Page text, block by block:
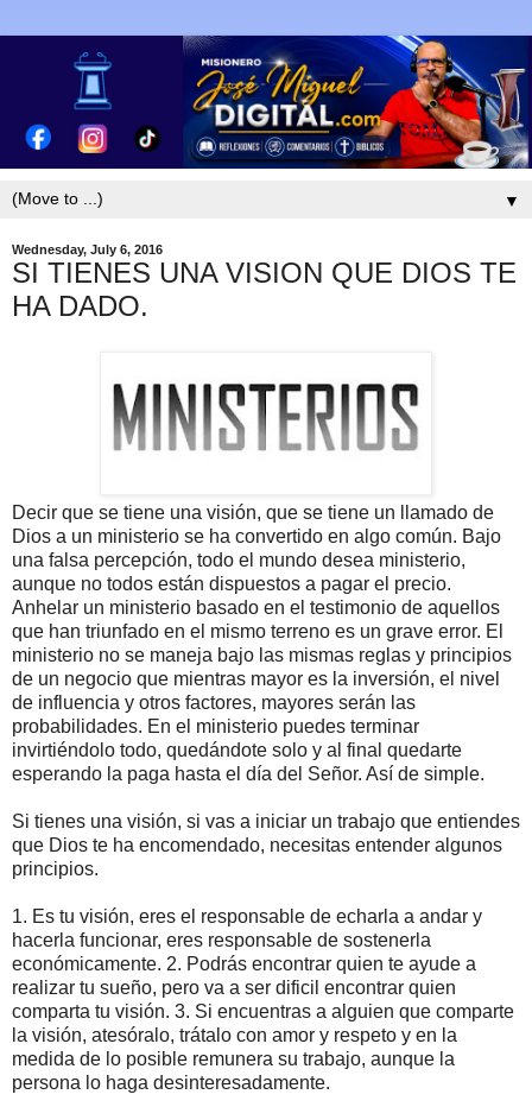
▼
Wednesday, July 6, 2016
SI TIENES UNA VISION QUE DIOS TE
HA DADO.
Decir que se tiene una visión, que se tiene un llamado de
Dios a un ministerio se ha convertido en algo común. Bajo
una falsa percepción, todo el mundo desea ministerio,
aunque no todos están dispuestos a pagar el precio.
Anhelar un ministerio basado en el testimonio de aquellos
que han triunfado en el mismo terreno es un grave error. El
ministerio no se maneja bajo las mismas reglas y principios
de un negocio que mientras mayor es la inversión, el nivel
de influencia y otros factores, mayores serán las
probabilidades. En el ministerio puedes terminar
invirtiéndolo todo, quedándote solo y al final quedarte
esperando la paga hasta el día del Señor. Así de simple.
Si tienes una visión, si vas a iniciar un trabajo que entiendes
que Dios te ha encomendado, necesitas entender algunos
principios.
1. Es tu visión, eres el responsable de echarla a andar y
hacerla funcionar, eres responsable de sostenerla
económicamente. 2. Podrás encontrar quien te ayude a
realizar tu sueño, pero va a ser dificil encontrar quien
comparta tu visión. 3. Si encuentras a alguien que comparte
la visión, atesóralo, trátalo con amor y respeto y en la
medida de lo posible remunera su trabajo, aunque la
persona lo haga desinteresadamente.